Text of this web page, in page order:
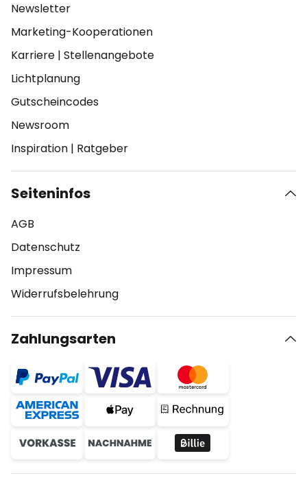
Newsletter
Marketing-Kooperationen
Karriere | Stellenangebote
Lichtplanung
Gutscheincodes
Newsroom
Inspiration | Ratgeber
Seiteninfos
AGB
Datenschutz
Impressum
Widerrufsbelehrung
Zahlungsarten